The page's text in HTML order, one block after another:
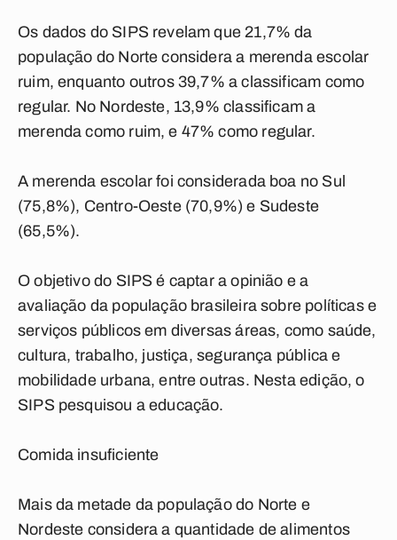
Os dados do SIPS revelam que 21,7% da
população do Norte considera a merenda escolar
ruim, enquanto outros 39,7% a classificam como
regular. No Nordeste, 13,9% classificam a
merenda como ruim, e 47% como regular.
A merenda escolar foi considerada boa no Sul
(75,8%), Centro-Oeste (70,9%) e Sudeste
(65,5%).
O objetivo do SIPS é captar a opinião e a
avaliação da população brasileira sobre políticas e
serviços públicos em diversas áreas, como saúde,
cultura, trabalho, justiça, segurança pública e
mobilidade urbana, entre outras. Nesta edição, o
SIPS pesquisou a educação.
Comida insuficiente
Mais da metade da população do Norte e
Nordeste considera a quantidade de alimentos